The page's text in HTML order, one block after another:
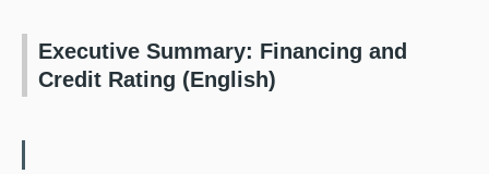
Executive Summary: Financing and
Credit Rating (English)